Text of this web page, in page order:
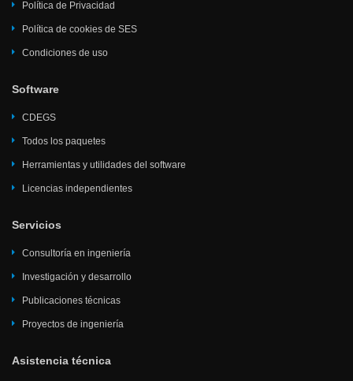
Política de Privacidad
Política de cookies de SES
Condiciones de uso
Software
CDEGS
Todos los paquetes
Herramientas y utilidades del software
Licencias independientes
Servicios
Consultoría en ingeniería
Investigación y desarrollo
Publicaciones técnicas
Proyectos de ingeniería
Asistencia técnica